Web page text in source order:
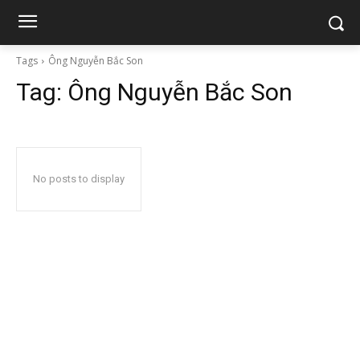
Tags Ông Nguyễn Bắc Son
Tag: Ông Nguyễn Bắc Son
No posts to display